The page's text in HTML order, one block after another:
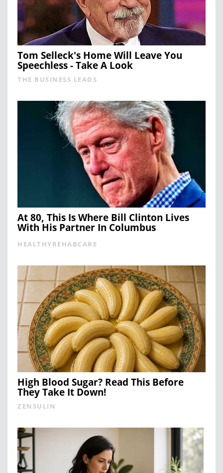
Tom Selleck's Home Will Leave You
Speechless - Take A Look
THE BUSINESS LEADS
At 80, This Is Where Bill Clinton Lives
With His Partner In Columbus
HEALTHYREHABCARE
High Blood Sugar? Read This Before
They Take It Down!
ZENSULIN